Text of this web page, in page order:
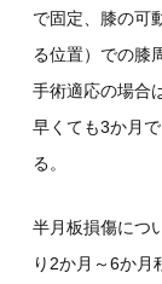
で固定、膝の可
る位置）での膝
手術適応の場合
早くても3か月
る。
半月板損傷につ
り2か月～6か月